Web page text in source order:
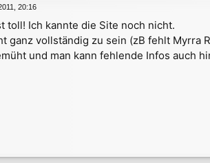
20:16
toll! Ich kannte die Site noch nicht.
ganz vollständig zu sein (zB fehlt Myrra
und man kann fehlende Infos auch